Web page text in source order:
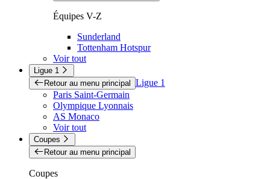
Équipes V-Z
Sunderland
Tottenham Hotspur
Voir tout
Ligue 1
Retour au menu principal Ligue 1
Paris Saint-Germain
Olympique Lyonnais
AS Monaco
Voir tout
Coupes
Retour au menu principal
Coupes